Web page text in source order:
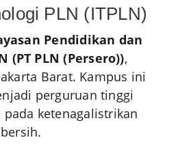
PLN (ITPLN)
Pendidikan dan
(PT PLN (Persero)),
Barat. Kampus ini
perguruan tinggi
ketenagalistrikan